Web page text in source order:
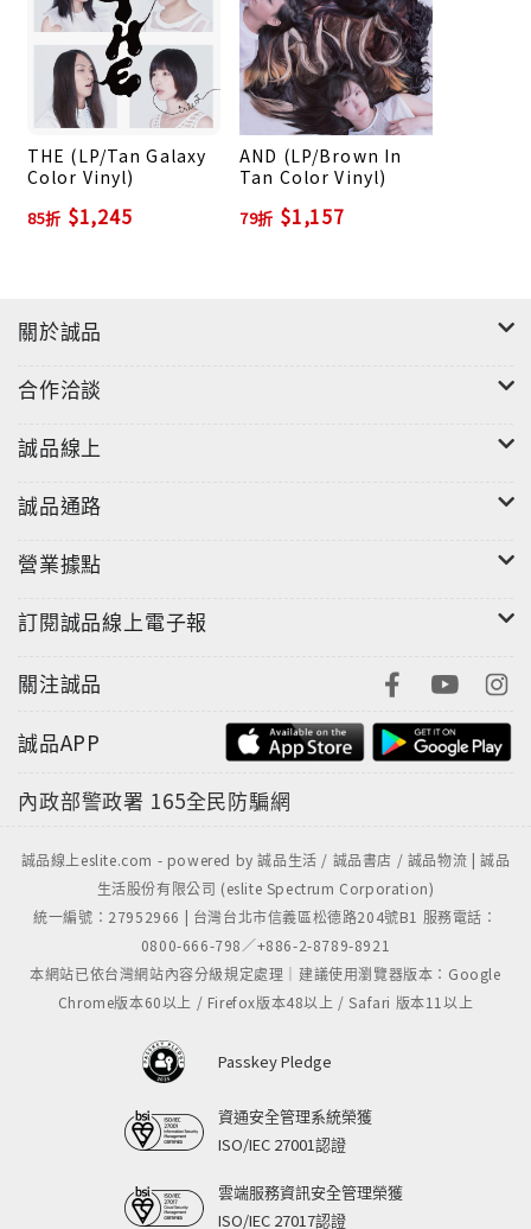
THE (LP/Tan Galaxy
Color Vinyl)
85折 $1,245
AND (LP/Brown In
Tan Color Vinyl)
79折 $1,157
關於誠品
合作洽談
誠品線上
誠品通路
營業據點
訂閱誠品線上電子報
關注誠品
誠品APP
內政部警政署 165全民防騙網
誠品線上eslite.com - powered by 誠品生活 / 誠品書店 / 誠品物流 | 誠品
生活股份有限公司 (eslite Spectrum Corporation)
統一編號：27952966 | 台灣台北市信義區松德路204號B1 服務電話：
0800-666-798／+886-2-8789-8921
本網站已依台灣網站內容分級規定處理｜建議使用瀏覽器版本：Google
Chrome版本60以上 / Firefox版本48以上 / Safari 版本11以上
Passkey Pledge
資通安全管理系統榮獲
ISO/IEC 27001認證
雲端服務資訊安全管理榮獲
ISO/IEC 27017認證